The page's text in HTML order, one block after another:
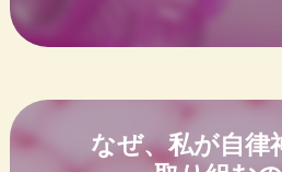
なぜ、私が自律